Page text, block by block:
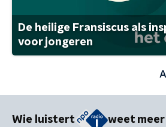
De heilige Fransiscus als
voor jongeren
Wie luistert weet meer